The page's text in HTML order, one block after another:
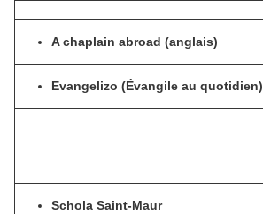
A chaplain abroad (anglais)
Evangelizo (Évangile au quotidien)
Schola Saint-Maur